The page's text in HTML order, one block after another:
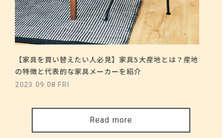
【家具を買い替えたい人必見】家具5大産地とは？産地
の特徴と代表的な家具メーカーを紹介
2023.09.08 FRI
Read more